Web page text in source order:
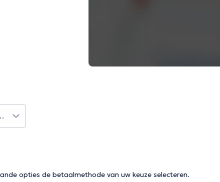
opties de betaalmethode van uw keuze selecteren.